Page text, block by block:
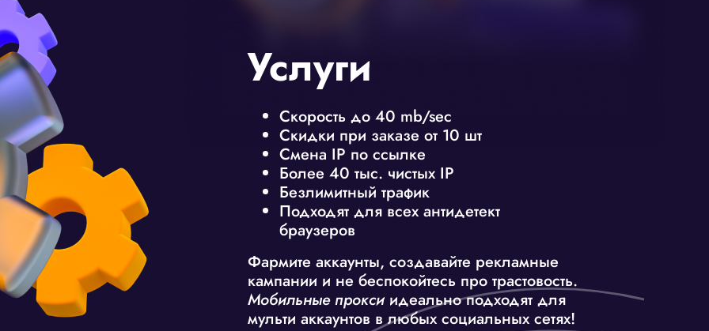
Услуги
Скорость до 40 mb/sec
Скидки при заказе от 10 шт
Смена IP по ссылке
Более 40 тыс. чистых IP
Безлимитный трафик
Подходят для всех антидетект
браузеров
Фармите аккаунты, создавайте рекламные
кампании и не беспокойтесь про трастовость.
Мобильные прокси идеально подходят для
мульти аккаунтов в любых социальных сетях!